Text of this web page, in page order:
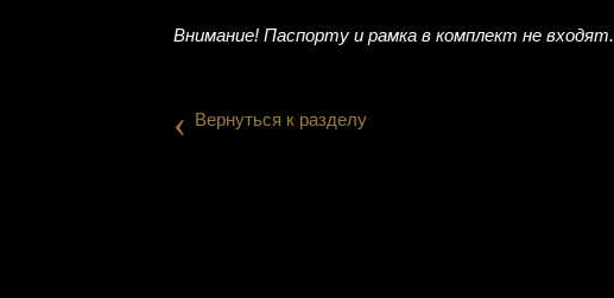
Внимание! Паспорту и рамка в комплект не входят.
‹ Вернуться к разделу